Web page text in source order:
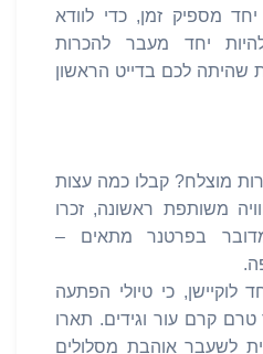
מספיק זמן, כדי לוודא
יחד מעבר להכרות
שהיתה לכם בדייט הראשון
מוצלח? קבלו כמה עצות
משותפת ראשונה, זכרו
בפרטנר מתאים –
לוקיישן, כי טיולי הפתעה
קרם עור וגידים. תארו
לשעבר אוהבת מסלולים